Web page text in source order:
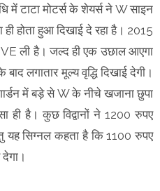
में टाटा मोटर्स के शेयर्स ने W साइन
ही होता हुआ दिखाई दे रहा है। 2015
ली है। जल्द ही एक उछाल आएगा
लगातार मूल्य वृद्धि दिखाई देगी।
में बड़े से W के नीचे खजाना छुपा
है। कुछ विद्वानों ने 1200 रुपए
यह सिग्नल कहता है कि 1100 रुपए